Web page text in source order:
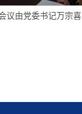
由党委书记万宗